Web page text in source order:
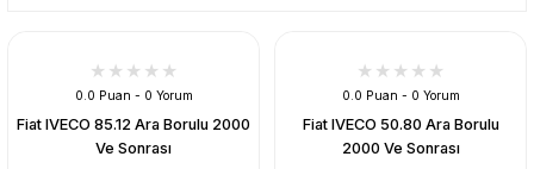
0.0 Puan - 0 Yorum
Fiat IVECO 85.12 Ara Borulu 2000
Ve Sonrası
0.0 Puan - 0 Yorum
Fiat IVECO 50.80 Ara Borulu
2000 Ve Sonrası